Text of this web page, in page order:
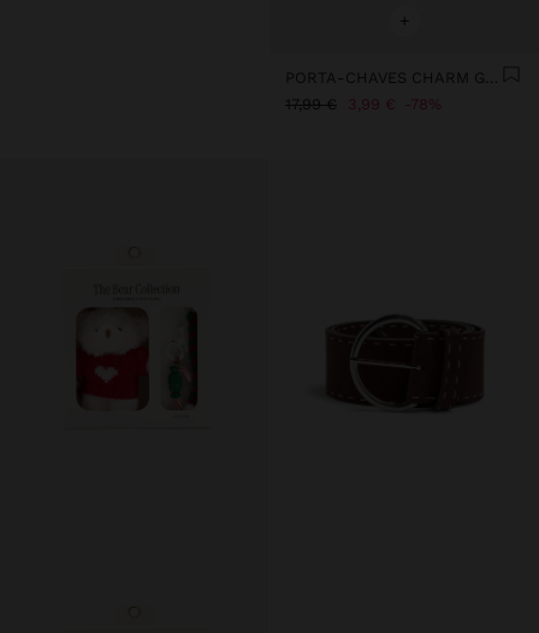
+
PORTA-CHAVES CHARM GIRAFA
17,99 €
3,99 € 78%